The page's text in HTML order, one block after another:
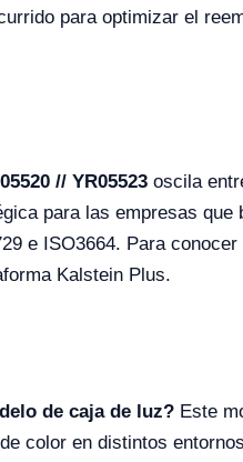
para optimizar el
// YR05523 oscila
para las empresas
e ISO3664. Para
Kalstein Plus.
de caja de luz? Este
color en distintos